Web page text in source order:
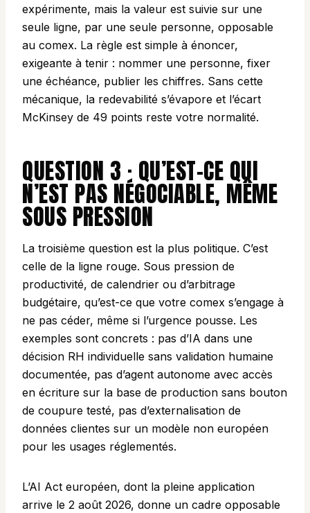
expérimente, mais la valeur est suivie sur une
seule ligne, par une seule personne, opposable
au comex. La règle est simple à énoncer,
exigeante à tenir : nommer une personne, fixer
une échéance, publier les chiffres. Sans cette
mécanique, la redevabilité s’évapore et l’écart
McKinsey de 49 points reste votre normalité.
QUESTION 3 · QU’EST-CE QUI
N’EST PAS NÉGOCIABLE, MÊME
SOUS PRESSION
La troisième question est la plus politique. C’est
celle de la ligne rouge. Sous pression de
productivité, de calendrier ou d’arbitrage
budgétaire, qu’est-ce que votre comex s’engage à
ne pas céder, même si l’urgence pousse. Les
exemples sont concrets : pas d’IA dans une
décision RH individuelle sans validation humaine
documentée, pas d’agent autonome avec accès
en écriture sur la base de production sans bouton
de coupure testé, pas d’externalisation de
données clientes sur un modèle non européen
pour les usages réglementés.
L’AI Act européen, dont la pleine application
arrive le 2 août 2026, donne un cadre opposable